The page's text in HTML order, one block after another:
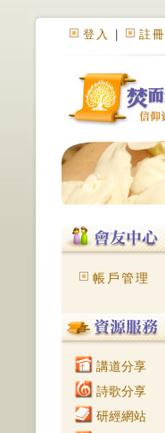
登入 註冊
帳戶管理
講道分享
詩歌分享
研經網站